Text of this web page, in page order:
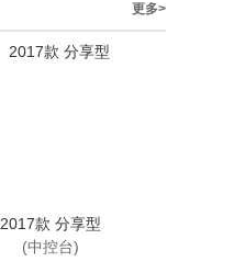
更多>
2017款 分享型
(中控台)